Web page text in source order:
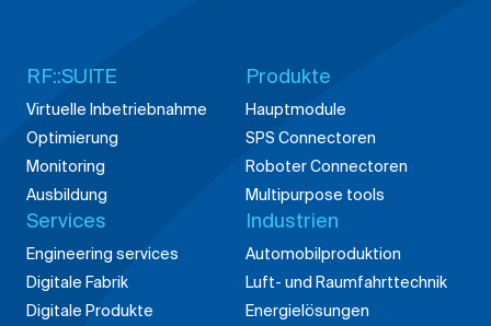
RF::SUITE
Virtuelle Inbetriebnahme
Optimierung
Monitoring
Ausbildung
Produkte
Hauptmodule
SPS Connectoren
Roboter Connectoren
Multipurpose tools
Services
Engineering services
Digitale Fabrik
Digitale Produkte
Industrien
Automobilproduktion
Luft- und Raumfahrttechnik
Energielösungen